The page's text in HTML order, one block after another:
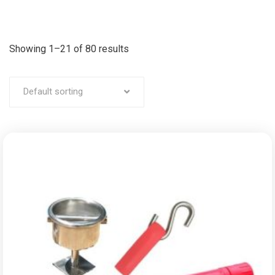
Showing 1–21 of 80 results
Default sorting